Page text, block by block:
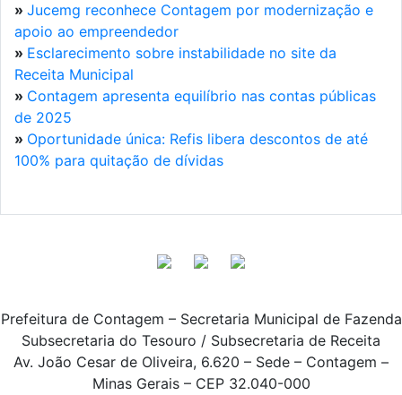
» Jucemg reconhece Contagem por modernização e
apoio ao empreendedor
» Esclarecimento sobre instabilidade no site da
Receita Municipal
» Contagem apresenta equilíbrio nas contas públicas
de 2025
» Oportunidade única: Refis libera descontos de até
100% para quitação de dívidas
Prefeitura de Contagem – Secretaria Municipal de Fazenda
Subsecretaria do Tesouro / Subsecretaria de Receita
Av. João Cesar de Oliveira, 6.620 – Sede – Contagem –
Minas Gerais – CEP 32.040-000